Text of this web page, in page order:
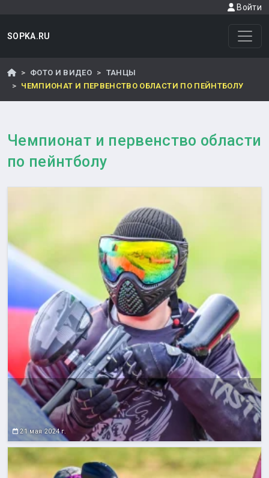
Войти
SOPKA.RU
ФОТО И ВИДЕО
ТАНЦЫ
ЧЕМПИОНАТ И ПЕРВЕНСТВО ОБЛАСТИ ПО ПЕЙНТБОЛУ
Чемпионат и первенство области
по пейнтболу
21 мая 2024 г.